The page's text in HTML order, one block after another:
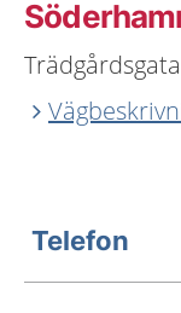
Telefon